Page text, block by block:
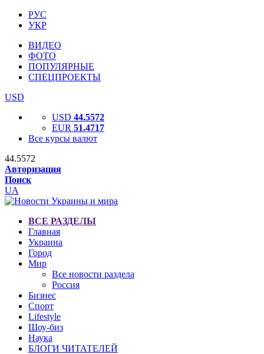
РУС
УКР
ВИДЕО
ФОТО
ПОПУЛЯРНЫЕ
СПЕЦПРОЕКТЫ
USD
USD 44.5572
EUR 51.4717
Все курсы валют
44.5572
Авторизация
Поиск
UA
ВСЕ РАЗДЕЛЫ
Главная
Украина
Город
Мир
Все новости раздела
Россия
Бизнес
Спорт
Lifestyle
Шоу-биз
Наука
БЛОГИ ЧИТАТЕЛЕЙ